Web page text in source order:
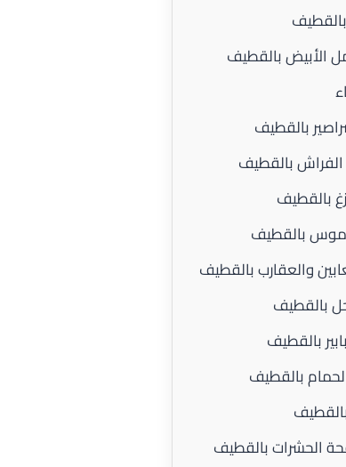
الأبيض بالقطيف
بالقطيف
بالقطيف
بالقطيف
بالقطيف
والعقارب بالقطيف
بالقطيف
بالقطيف
بالقطيف
الحشرات بالقطيف